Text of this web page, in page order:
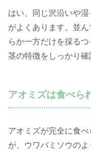
はい、同じ沢沿いや
がよくあります。並
らか一方だけを採る
茎の特徴をしっかり確
アオミズは食べら
アオミズが完全に食
が、ウワバミソウの